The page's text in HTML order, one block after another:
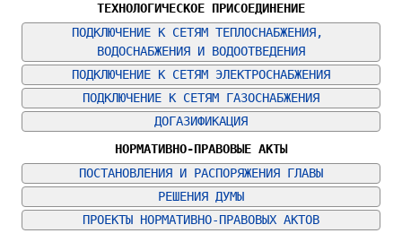
ТЕХНОЛОГИЧЕСКОЕ ПРИСОЕДИНЕНИЕ
ПОДКЛЮЧЕНИЕ К СЕТЯМ ТЕПЛОСНАБЖЕНИЯ,
ВОДОСНАБЖЕНИЯ И ВОДООТВЕДЕНИЯ
ПОДКЛЮЧЕНИЕ К СЕТЯМ ЭЛЕКТРОСНАБЖЕНИЯ
ПОДКЛЮЧЕНИЕ К СЕТЯМ ГАЗОСНАБЖЕНИЯ
ДОГАЗИФИКАЦИЯ
НОРМАТИВНО-ПРАВОВЫЕ АКТЫ
ПОСТАНОВЛЕНИЯ И РАСПОРЯЖЕНИЯ ГЛАВЫ
РЕШЕНИЯ ДУМЫ
ПРОЕКТЫ НОРМАТИВНО-ПРАВОВЫХ АКТОВ